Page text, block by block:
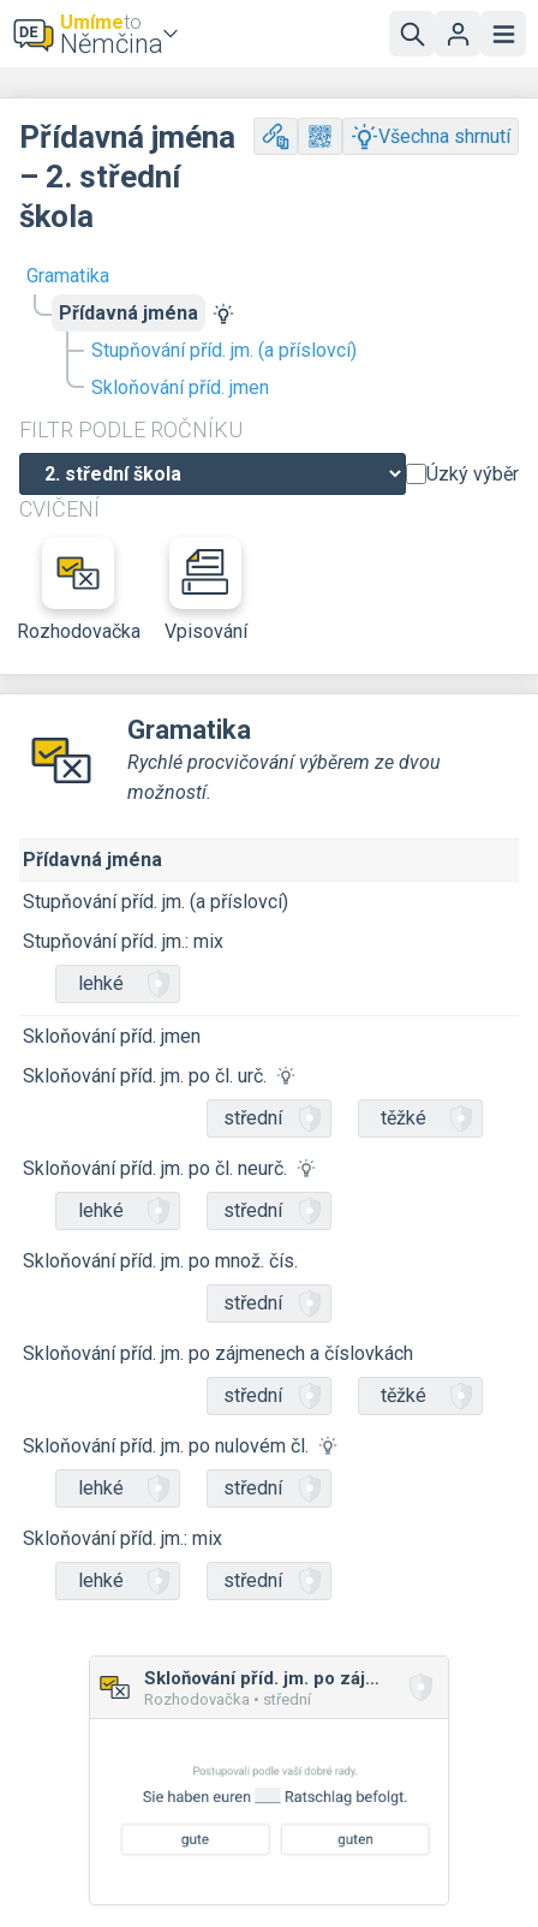
Umímeto
Němčina
Gramatika
Přídavná jména
Stupňování příd. jm. (a příslovcí)
Skloňování příd. jmen
FILTR PODLE ROČNÍKU
Úzký výběr
CVIČENÍ
Rozhodovačka Vpisování
Přídavná jména
– 2. střední
škola
Všechna shrnutí
Gramatika
Rychlé procvičování výběrem ze dvou
možností.
Přídavná jména
Stupňování příd. jm. (a příslovcí)
Stupňování příd. jm.: mix
lehké
Skloňování příd. jmen
Skloňování příd. jm. po čl. urč.
střední
těžké
Skloňování příd. jm. po čl. neurč.
lehké
střední
Skloňování příd. jm. po množ. čís.
střední
Skloňování příd. jm. po zájmenech a číslovkách
střední
těžké
Skloňování příd. jm. po nulovém čl.
lehké
střední
Skloňování příd. jm.: mix
lehké
střední
Skloňování příd. jm. po zájmenech a číslovkách
Rozhodovačka • střední